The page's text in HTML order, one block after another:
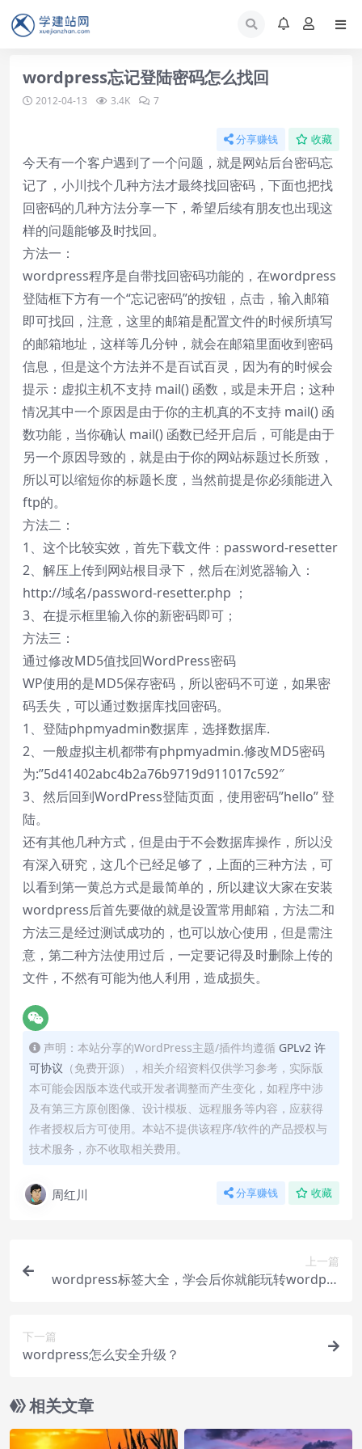
wordpress忘记登陆密码怎么找回
2012-04-13 3.4K 7
分享赚钱 收藏
今天有一个客户遇到了一个问题，就是网站后台密码忘
记了，小川找个几种方法才最终找回密码，下面也把找
回密码的几种方法分享一下，希望后续有朋友也出现这
样的问题能够及时找回。
方法一：
wordpress程序是自带找回密码功能的，在wordpress
登陆框下方有一个“忘记密码”的按钮，点击，输入邮箱
即可找回，注意，这里的邮箱是配置文件的时候所填写
的邮箱地址，这样等几分钟，就会在邮箱里面收到密码
信息，但是这个方法并不是百试百灵，因为有的时候会
提示：虚拟主机不支持 mail() 函数，或是未开启；这种
情况其中一个原因是由于你的主机真的不支持 mail() 函
数功能，当你确认 mail() 函数已经开启后，可能是由于
另一个原因导致的，就是由于你的网站标题过长所致，
所以可以缩短你的标题长度，当然前提是你必须能进入
ftp的。
方法二：
1、这个比较实效，首先下载文件： password-resetter
2、解压上传到网站根目录下，然后在浏览器输入：
http://域名/password-resetter.php ；
3、在提示框里输入你的新密码即可；
方法三：
通过修改MD5值找回WordPress密码
WP使用的是MD5保存密码，所以密码不可逆，如果密
码丢失，可以通过数据库找回密码。
1、登陆phpmyadmin数据库，选择数据库.
2、一般虚拟主机都带有phpmyadmin.修改MD5密码
为:”5d41402abc4b2a76b9719d911017c592″
3、然后回到WordPress登陆页面，使用密码”hello” 登
陆。
还有其他几种方式，但是由于不会数据库操作，所以没
有深入研究，这几个已经足够了，上面的三种方法，可
以看到第一黄总方式是最简单的，所以建议大家在安装
wordpress后首先要做的就是设置常用邮箱，方法二和
方法三是经过测试成功的，也可以放心使用，但是需注
意，第二种方法使用过后，一定要记得及时删除上传的
文件，不然有可能为他人利用，造成损失。
声明：本站分享的WordPress主题/插件均遵循 GPLv2 许
可协议 （免费开源），相关介绍资料仅供学习参考，实际版
本可能会因版本迭代或开发者调整而产生变化，如程序中涉
及有第三方原创图像、设计模板、远程服务等内容，应获得
作者授权后方可使用。本站不提供该程序/软件的产品授权与
技术服务，亦不收取相关费用。
周红川 分享赚钱 收藏
上一篇
wordpress标签大全，学会后你就能玩转wordpre
下一篇
wordpress怎么安全升级？
相关文章